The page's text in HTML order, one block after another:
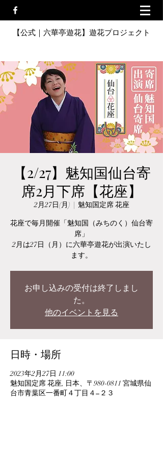
【公式｜六華亭遊花】遊花プロジェクト
【2/27】魅知国仙台寄
席2月下席【花座】
2月27日(月)
  |
魅知国定席 花座
花座で毎月開催「魅知国（みちのく）仙台寄
席」
2月は27日（月）に六華亭遊花が出演いたし
ます。
お申し込みの受付は終了しまし
た。
他のイベントを見る
日時・場所
2023年2月27日 11:00
魅知国定席 花座, 日本、〒980-0811 宮城県仙
台市青葉区一番町４丁目４−２３